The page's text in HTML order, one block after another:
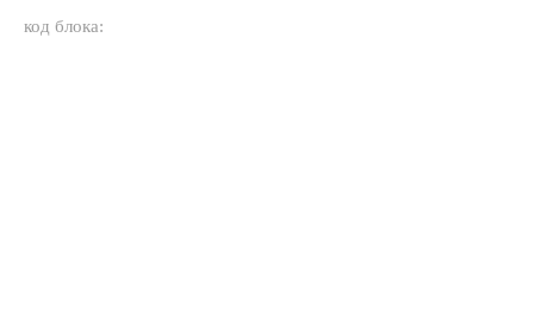
код блока: